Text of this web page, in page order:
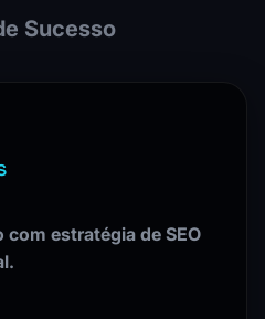
Sucesso
estratégia de SEO